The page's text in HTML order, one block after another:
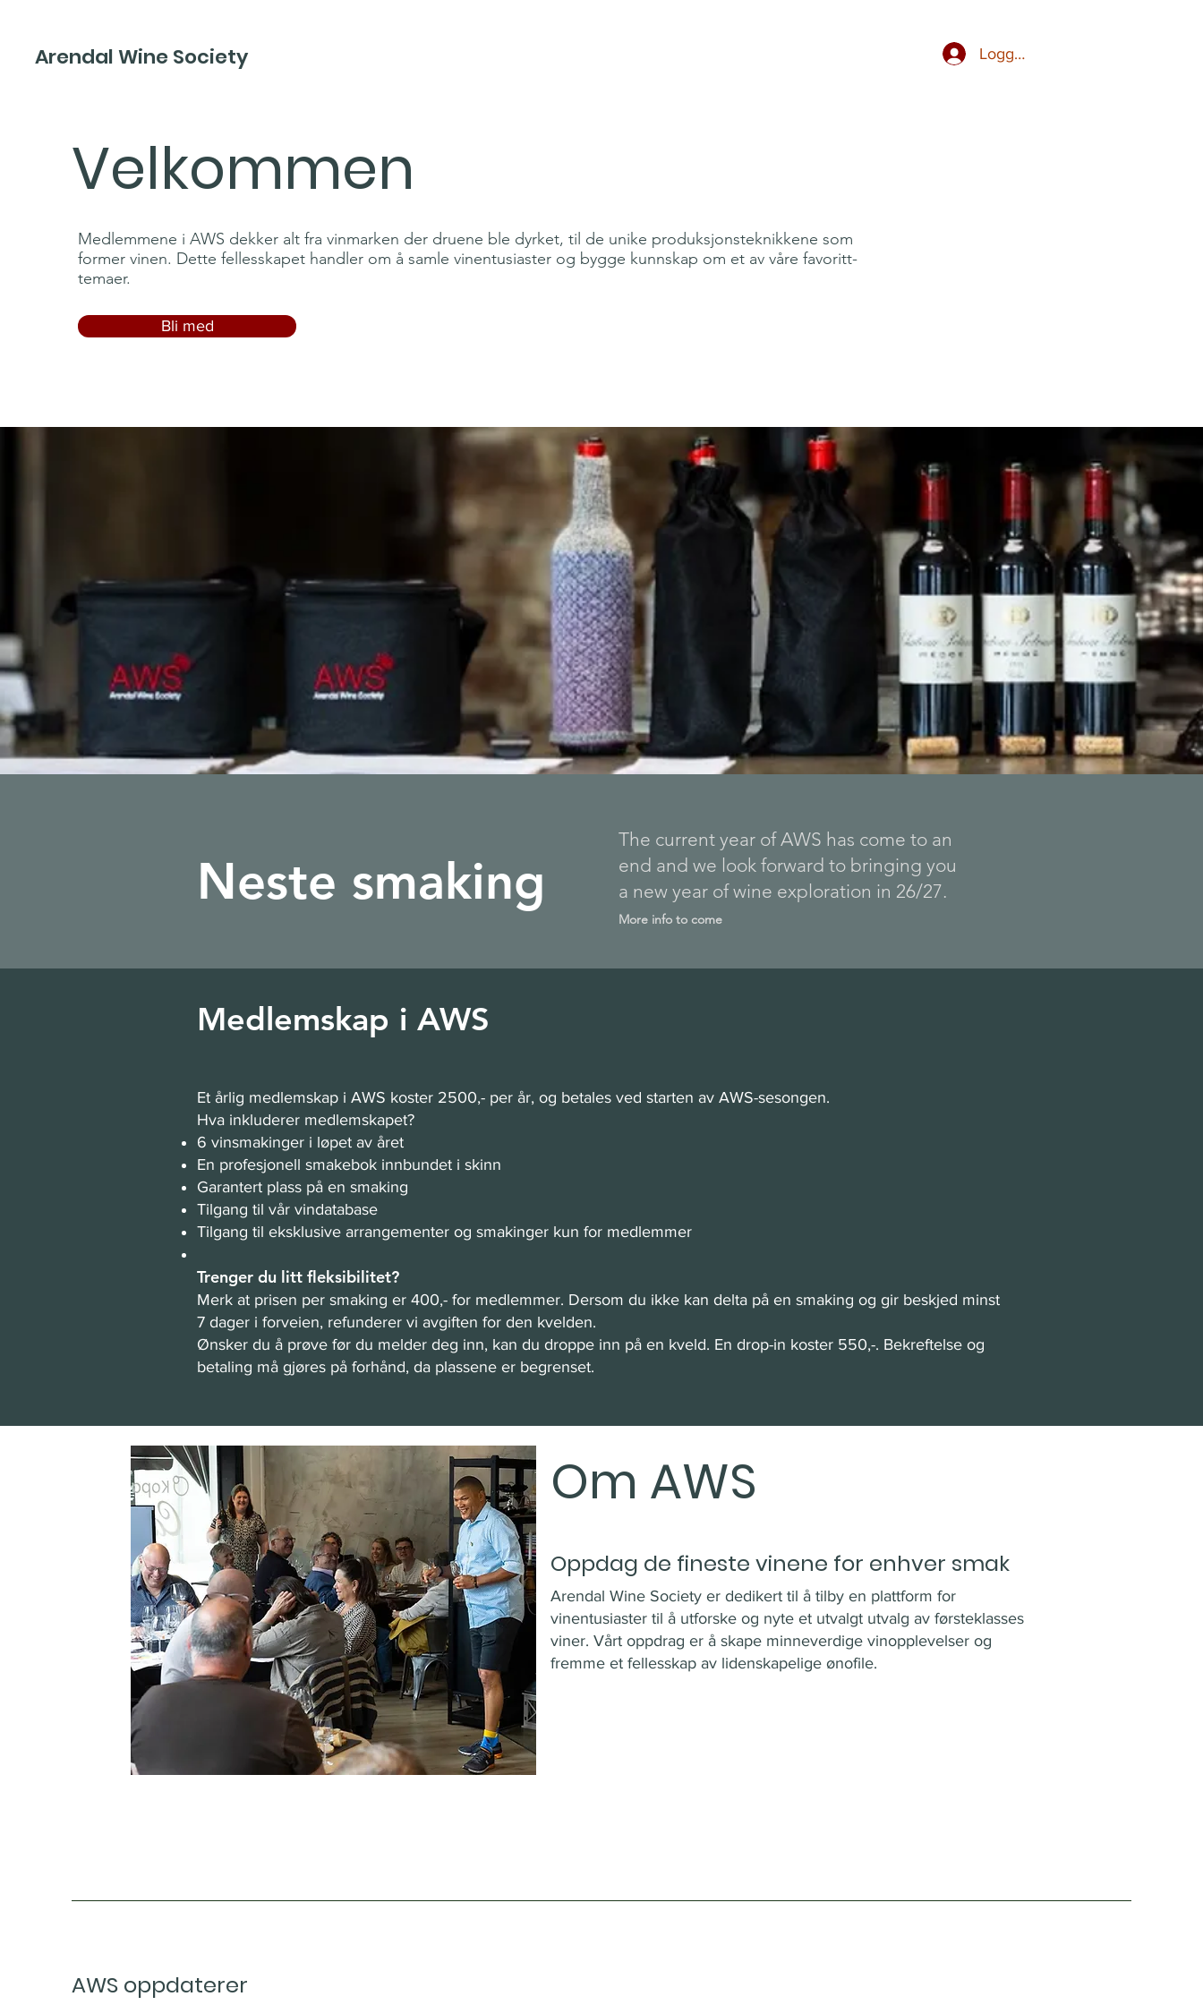
Arendal Wine Society Logg inn
Velkommen
Medlemmene i AWS dekker alt fra vinmarken der druene ble dyrket, til de unike produksjonsteknikkene som
former vinen. Dette fellesskapet handler om å samle vinentusiaster og bygge kunnskap om et av våre favoritt-
temaer.
Bli med
Neste smaking
The current year of AWS has come to an
end and we look forward to bringing you
a new year of wine exploration in 26/27.
More info to come
Medlemskap i AWS
Et årlig medlemskap i AWS koster 2500,- per år, og betales ved starten av AWS-sesongen.
Hva inkluderer medlemskapet?
6 vinsmakinger i løpet av året
En profesjonell smakebok innbundet i skinn
Garantert plass på en smaking
Tilgang til vår vindatabase
Tilgang til eksklusive arrangementer og smakinger kun for medlemmer
Trenger du litt fleksibilitet?
Merk at prisen per smaking er 400,- for medlemmer. Dersom du ikke kan delta på en smaking og gir beskjed minst
7 dager i forveien, refunderer vi avgiften for den kvelden.
Ønsker du å prøve før du melder deg inn, kan du droppe inn på en kveld. En drop-in koster 550,-. Bekreftelse og
betaling må gjøres på forhånd, da plassene er begrenset.
Om AWS
Oppdag de fineste vinene for enhver smak
Arendal Wine Society er dedikert til å tilby en plattform for
vinentusiaster til å utforske og nyte et utvalgt utvalg av førsteklasses
viner. Vårt oppdrag er å skape minneverdige vinopplevelser og
fremme et fellesskap av lidenskapelige ønofile.
AWS oppdaterer